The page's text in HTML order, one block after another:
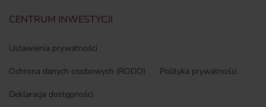
CENTRUM INWESTYCJI
Ustawienia prywatności
Ochrona danych osobowych (RODO) Polityka prywatności
Deklaracja dostępności